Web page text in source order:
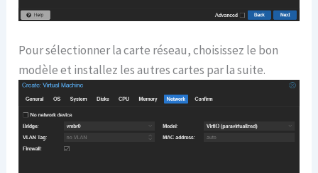
Pour sélectionner la carte réseau, choisissez le bon
modèle et installez les autres cartes par la suite.